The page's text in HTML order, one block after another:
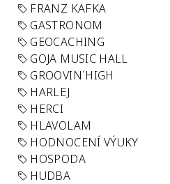
FRANZ KAFKA
GASTRONOM
GEOCACHING
GOJA MUSIC HALL
GROOVIN´HIGH
HARLEJ
HERCI
HLAVOLAM
HODNOCENÍ VÝUKY
HOSPODA
HUDBA